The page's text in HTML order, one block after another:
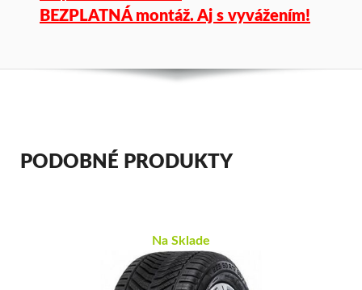
BEZPLATNÁ montáž. Aj s vyvážením!
PODOBNÉ PRODUKTY
Na Sklade